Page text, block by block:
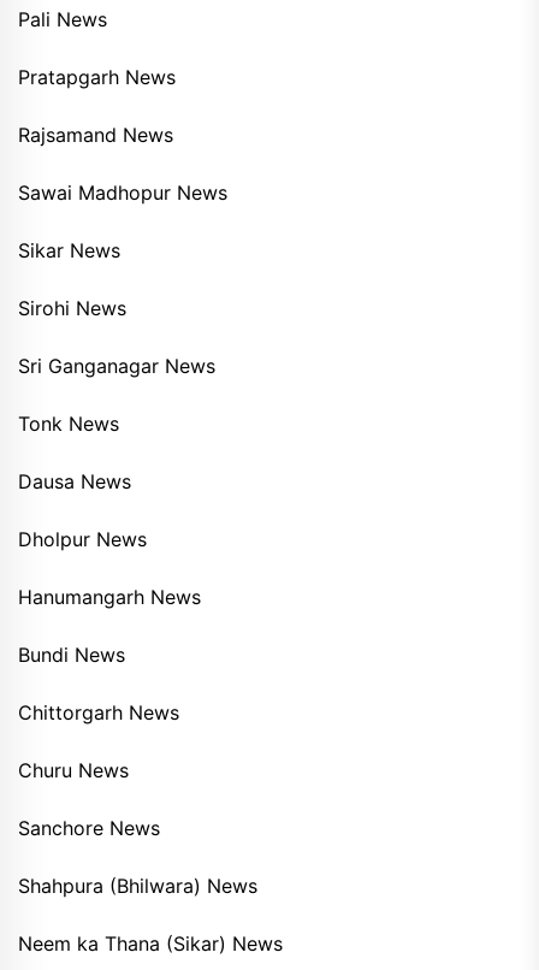
Pali News
Pratapgarh News
Rajsamand News
Sawai Madhopur News
Sikar News
Sirohi News
Sri Ganganagar News
Tonk News
Dausa News
Dholpur News
Hanumangarh News
Bundi News
Chittorgarh News
Churu News
Sanchore News
Shahpura (Bhilwara) News
Neem ka Thana (Sikar) News